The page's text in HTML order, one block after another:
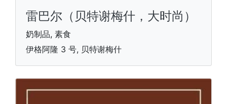
雷巴尔（贝特谢梅什，大时尚）
奶制品, 素食
伊格阿隆 3 号, 贝特谢梅什